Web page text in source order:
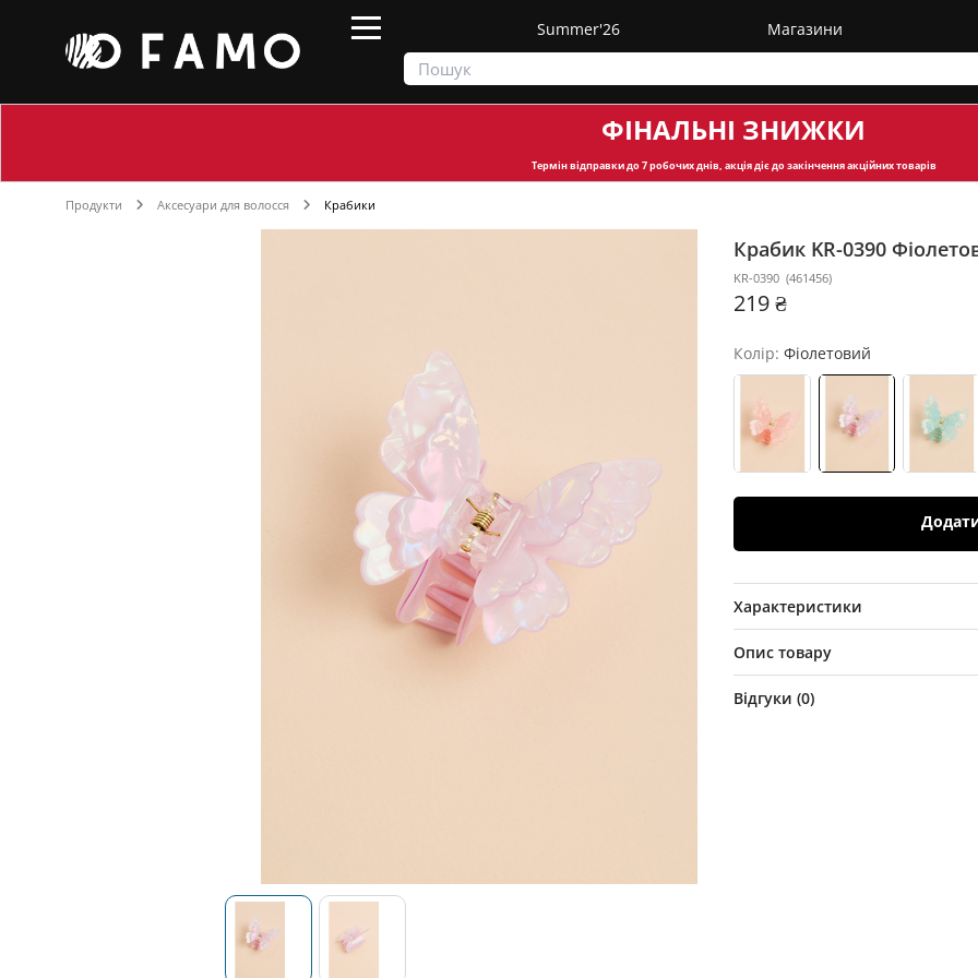
Summer'26 Магазини
ФІНАЛЬНІ ЗНИЖКИ
Термін відправкидо 7 робочих днів, акція діє до закінчення акційних товарів
Продукти Аксесуари для волосся Крабики
Крабик KR-0390
KR-0390 (461456)
219 ₴
Колір: Фіолетовий
Характеристики
Опис товару
Відгуки (0)